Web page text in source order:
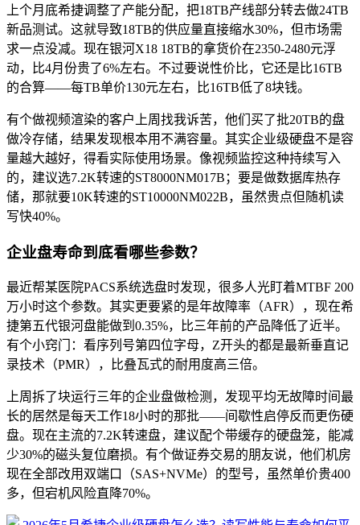
上个月底希捷调整了产能分配，把18TB产线部分转去做24TB
新品测试。这就导致18TB的供应量直接缩水30%，但市场需
求一点没减。现在银河X18 18TB的拿货价在2350-2480元浮
动，比4月份贵了6%左右。不过要说性价比，它还是比16TB
的合算——每TB单价130元左右，比16TB低了8块钱。
有个做视频渲染的客户上周找我诉苦，他们买了批20TB的盘
做冷存储，结果发现根本用不满容量。其实企业级硬盘不是容
量越大越好，得看实际使用场景。像视频监控这种持续写入
的，建议选7.2K转速的ST8000NM017B；要是做数据库热存
储，那就要10K转速的ST10000NM022B，虽然贵点但随机读
写快40%。
企业盘寿命到底看哪些参数？
最近帮某医院PACS系统选盘时发现，很多人光盯着MTBF 200
万小时这个参数。其实更要紧的是年故障率（AFR），现在希
捷第五代银河盘能做到0.35%，比三年前的产品降低了近半。
有个小窍门：看序列号第四位字母，Z开头的都是最新垂直记
录技术（PMR），比叠瓦式的耐用度高三倍。
上周拆了块运行三年的企业盘做检测，发现平均无故障时间最
长的居然是每天工作18小时的那批——间歇性启停反而更伤硬
盘。现在主流的7.2K转速盘，建议配个带缓存的硬盘笼，能减
少30%的磁头复位磨损。有个做证券交易的朋友说，他们机房
现在全部改用双端口（SAS+NVMe）的型号，虽然单价贵400
多，但宕机风险直降70%。